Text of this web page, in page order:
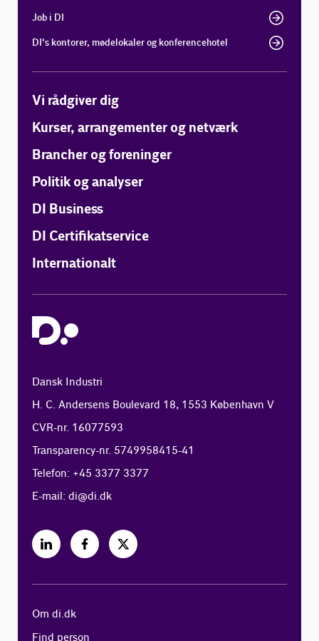
Job i DI
DI's kontorer, mødelokaler og konferencehotel
Vi rådgiver dig
Kurser, arrangementer og netværk
Brancher og foreninger
Politik og analyser
DI Business
DI Certifikatservice
Internationalt
Dansk Industri
H. C. Andersens Boulevard 18, 1553 København V
CVR-nr. 16077593
Transparency-nr. 5749958415-41
Telefon: +45 3377 3377
E-mail:di@di.dk
Om di.dk
Find person